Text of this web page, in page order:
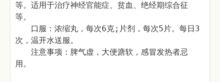
等。适用于治疗神经官能症、贫血、绝经期综合征
等。
口服：浓缩丸，每次6克;片剂，每次5片。每日3
次，温开水送服。
注意事项：脾气虚，大便溏软，感冒发热者忌
用。